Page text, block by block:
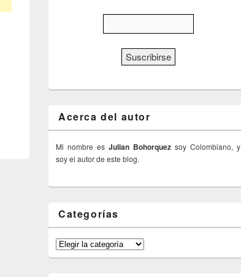
Acerca del autor
Mi nombre es Julian Bohorquez soy Colombiano, y
soy el autor de este blog.
Categorías
Categorías